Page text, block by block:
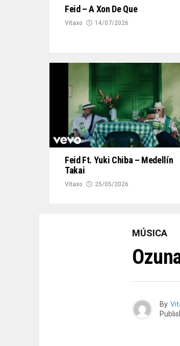
Feid – A Xon De Que
Vitaxo 14/07/2026
Feid Ft. Yuki Chiba – Medellín
Takai
Vitaxo 25/05/2026
MÚSICA
By